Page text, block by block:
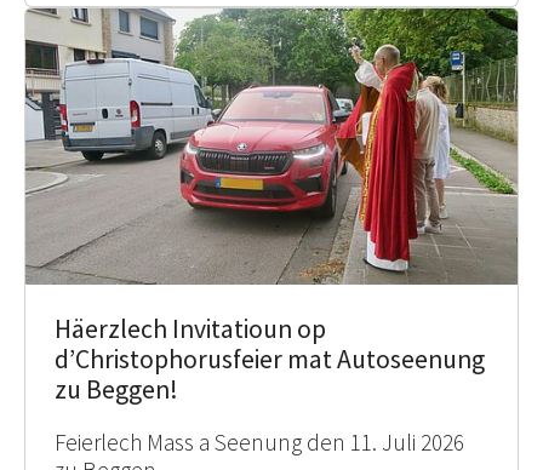
Häerzlech Invitatioun op
d’Christophorusfeier mat Autoseenung
zu Beggen!
Feierlech Mass a Seenung den 11. Juli 2026